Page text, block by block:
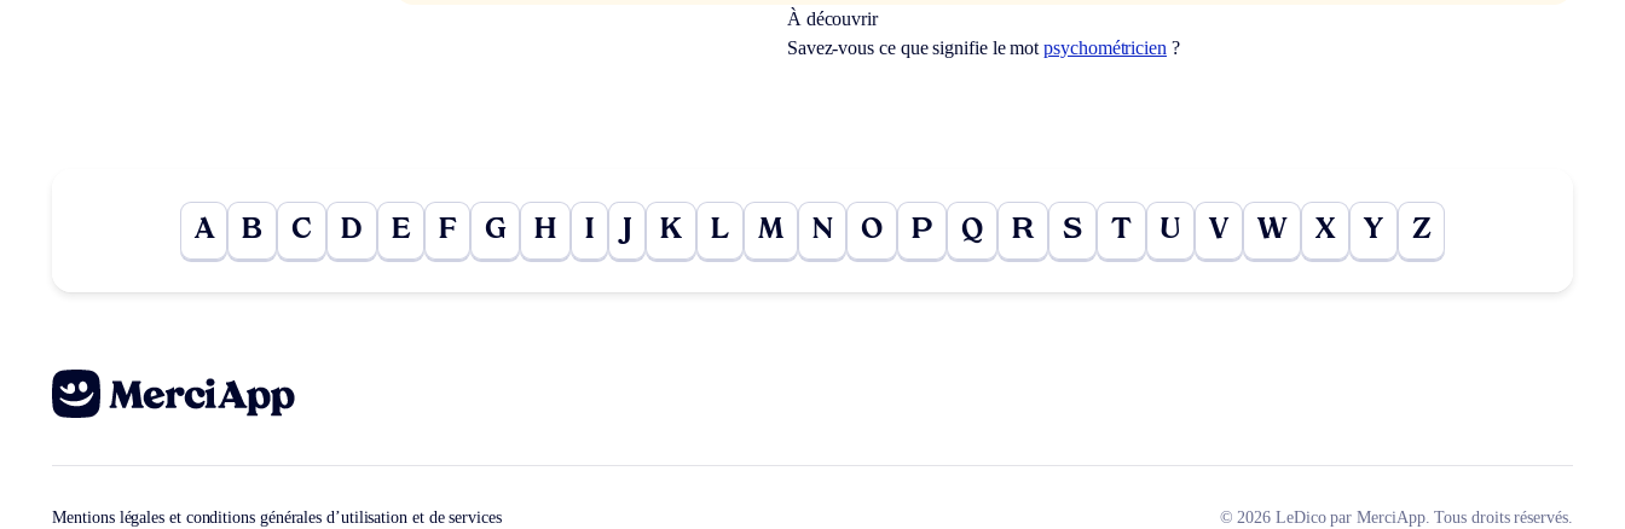
À découvrir
Savez-vous ce que signifie le motpsychométricien ?
A B C D E F G H I J K L M N O P Q R S T U V W X Y Z
Mentions légales et conditions générales d’utilisation et de services © 2026 LeDico par MerciApp. Tous droits réservés.